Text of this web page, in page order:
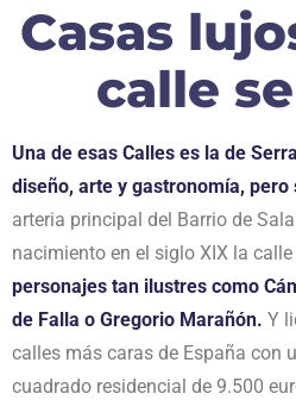
Casas
calle
Una de esas Calles es la de
diseño, arte y gastronomía, pero
arteria principal del Barrio de
nacimiento en el siglo XIX la
personajes tan ilustres como
de Falla o Gregorio Marañón. Y
calles más caras de España con
cuadrado residencial de 9.500